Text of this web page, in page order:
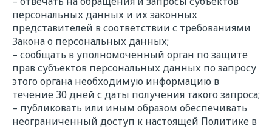
персональных данных и их законных
представителей в соответствии с требованиями
Закона о персональных данных;
– сообщать в уполномоченный орган по защите
прав субъектов персональных данных по запросу
этого органа необходимую информацию в
течение 30 дней с даты получения такого запроса;
– публиковать или иным образом обеспечивать
неограниченный доступ к настоящей Политике в